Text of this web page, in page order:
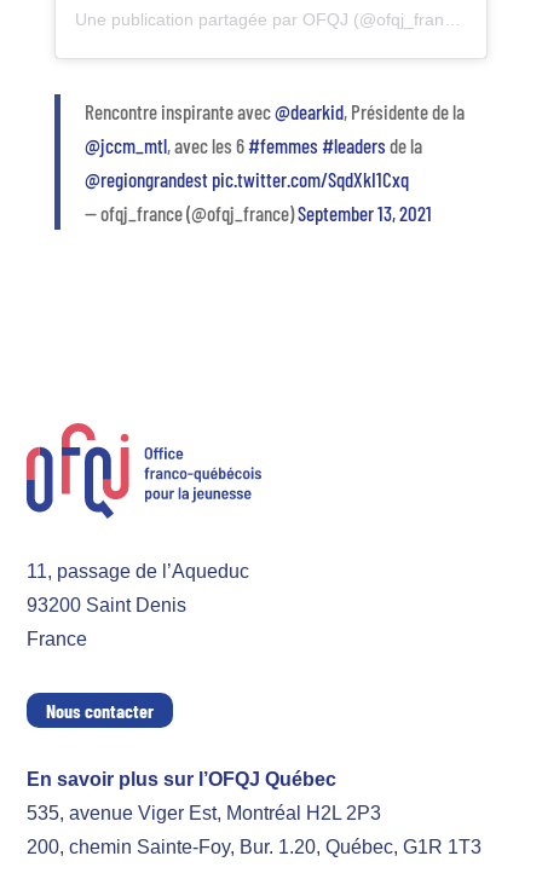
Rencontre inspirante avec@dearkid, Présidente de la
@jccm_mtl, avec les 6#femmes#leadersde la
@regiongrandest pic.twitter.com/SqdXkI1Cxq
— ofqj_france (@ofqj_france)September 13, 2021
11, passage de l’Aqueduc
93200 Saint Denis
France
Nous contacter
En savoir plus sur l’OFQJ Québec
535, avenue Viger Est, Montréal H2L 2P3
200, chemin Sainte-Foy, Bur. 1.20, Québec, G1R 1T3